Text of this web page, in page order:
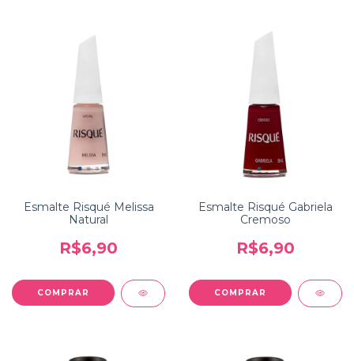
Esmalte Risqué Melissa
Natural
R$6,90
Esmalte Risqué Gabriela
Cremoso
R$6,90